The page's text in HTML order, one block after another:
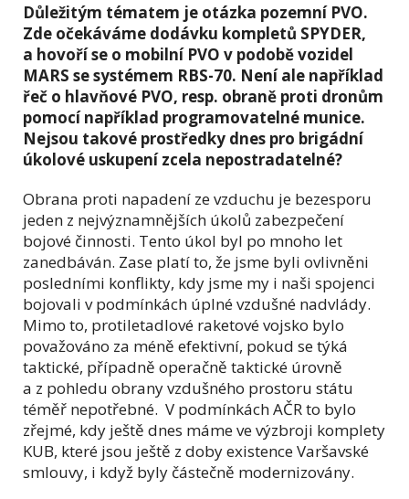
Důležitým tématem je otázka pozemní PVO.
Zde očekáváme dodávku kompletů SPYDER,
a hovoří se o mobilní PVO v podobě vozidel
MARS se systémem RBS-70. Není ale například
řeč o hlavňové PVO, resp. obraně proti dronům
pomocí například programovatelné munice.
Nejsou takové prostředky dnes pro brigádní
úkolové uskupení zcela nepostradatelné?
Obrana proti napadení ze vzduchu je bezesporu
jeden z nejvýznamnějších úkolů zabezpečení
bojové činnosti. Tento úkol byl po mnoho let
zanedbáván. Zase platí to, že jsme byli ovlivněni
posledními konflikty, kdy jsme my i naši spojenci
bojovali v podmínkách úplné vzdušné nadvlády.
Mimo to, protiletadlové raketové vojsko bylo
považováno za méně efektivní, pokud se týká
taktické, případně operačně taktické úrovně
a z pohledu obrany vzdušného prostoru státu
téměř nepotřebné. V podmínkách AČR to bylo
zřejmé, kdy ještě dnes máme ve výzbroji komplety
KUB, které jsou ještě z doby existence Varšavské
smlouvy, i když byly částečně modernizovány.